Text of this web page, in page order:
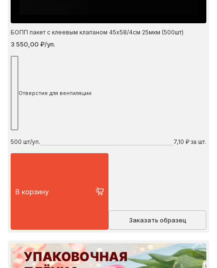
БОПП пакет с клеевым клапаном 45х58/4см 25мкм (500шт)
3 550,00 ₽/уп.
Отверстие для вентиляции
500 шт/уп. 7,10 ₽ за шт.
В корзину
Заказать образец